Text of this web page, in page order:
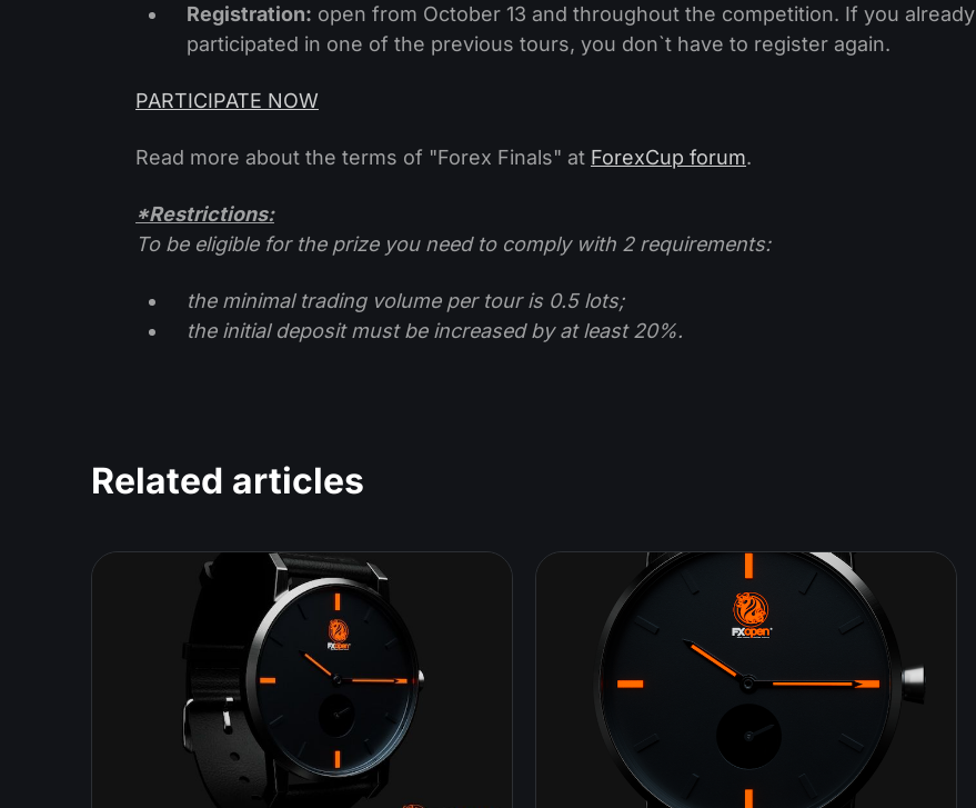
Registration: open from October 13 and throughout the competition. If you already
participated in one of the previous tours, you don`t have to register again.
PARTICIPATE NOW
Read more about the terms of "Forex Finals" at ForexCup forum.
*Restrictions:
To be eligible for the prize you need to comply with 2 requirements:
the minimal trading volume per tour is 0.5 lots;
the initial deposit must be increased by at least 20%.
Related articles